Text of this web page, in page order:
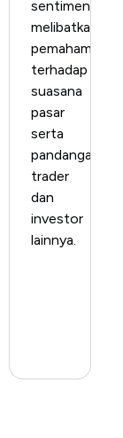
sentimen
melibatkan
pemahaman
terhadap
suasana
pasar
serta
pandangan
trader
dan
investor
lainnya.